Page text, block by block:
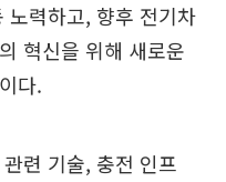
노력하고, 향후 전기차
혁신을 위해 새로운
다.
련 기술, 충전 인프